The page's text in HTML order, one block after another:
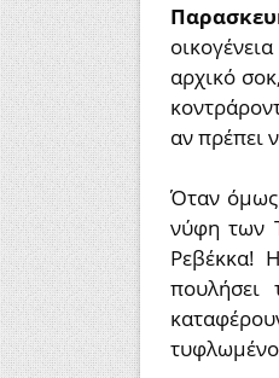
αρχικό
αν πρέπει
Όταν όμως
νύφη των
Ρεβέκκα!